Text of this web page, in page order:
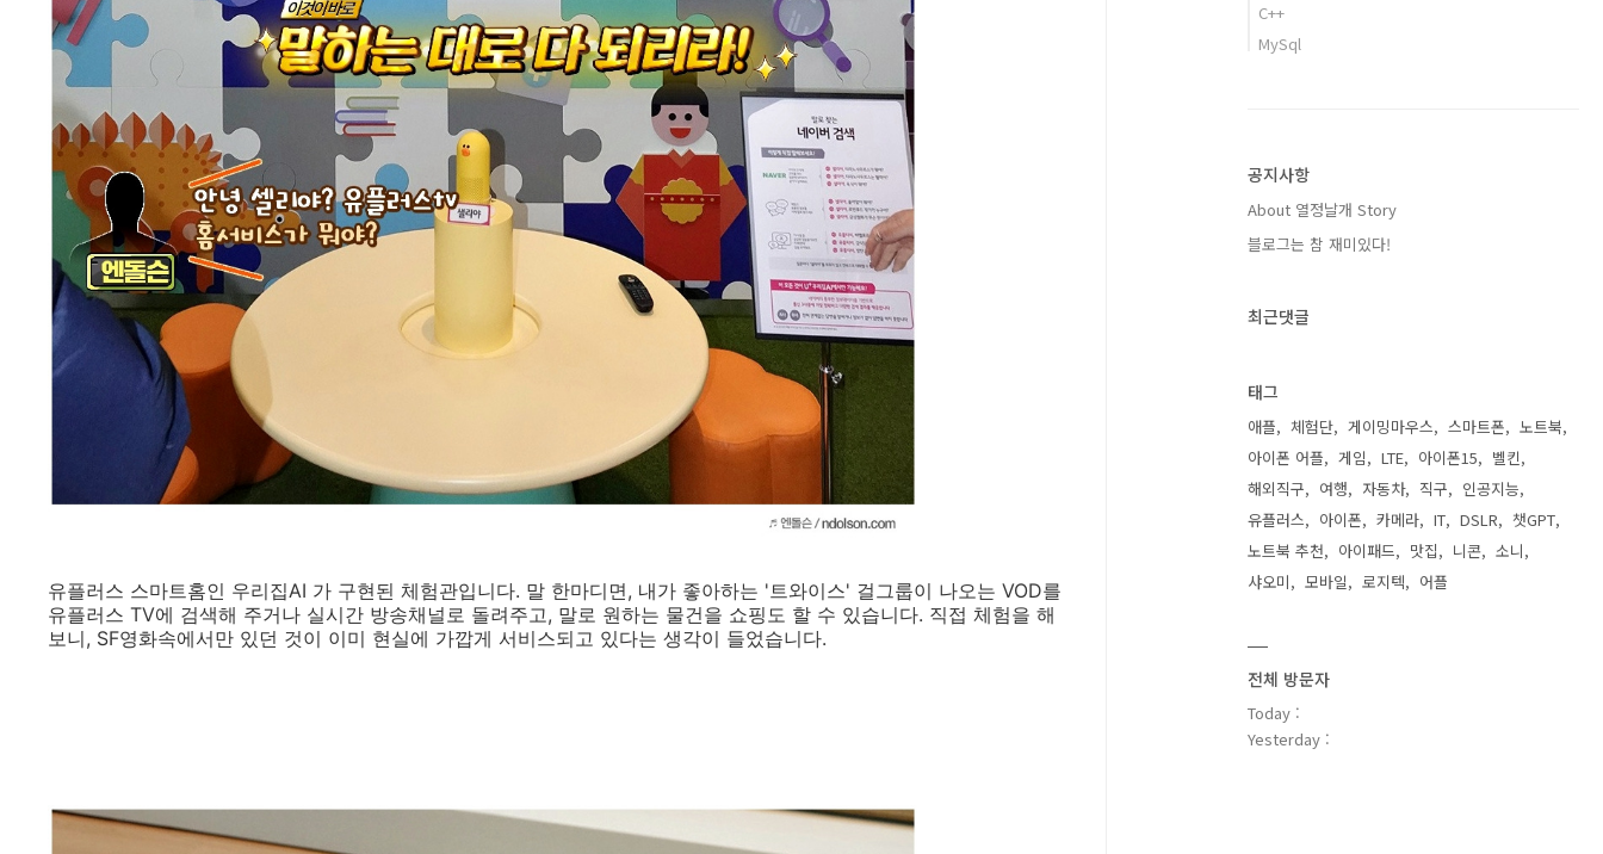
유플러스 스마트홈인 우리집AI 가 구현된 체험관입니다. 말 한마디면, 내가 좋아하는 '트와이스' 걸그룹이 나오는 VOD를
유플러스 TV에 검색해 주거나 실시간 방송채널로 돌려주고, 말로 원하는 물건을 쇼핑도 할 수 있습니다. 직접 체험을 해
보니, SF영화속에서만 있던 것이 이미 현실에 가깝게 서비스되고 있다는 생각이 들었습니다.
C++
MySql
공지사항
About 열정날개 Story
블로그는 참 재미있다!
최근댓글
태그
애플 체험단 게이밍마우스 스마트폰
노트북
아이폰 어플
게임 LTE 아이폰15
벨킨
해외직구
여행 자동차 직구
인공지능
유플러스
아이폰 카메라 IT DSLR
챗GPT
노트북 추천
아이패드 맛집 니콘
소니
샤오미
모바일 로지텍 어플
전체 방문자
Today :
Yesterday :